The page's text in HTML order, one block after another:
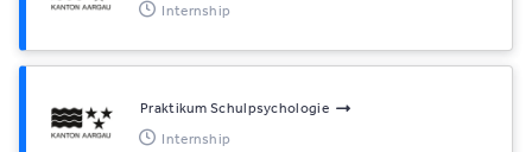
Internship
Praktikum Schulpsychologie
Internship